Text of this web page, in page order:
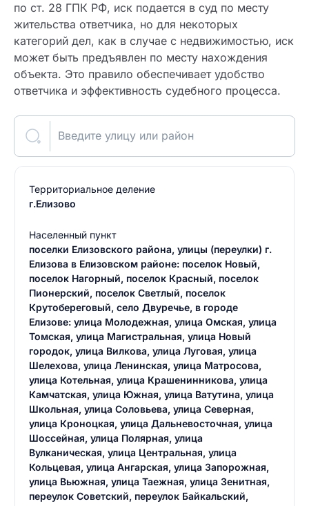
по ст. 28 ГПК РФ, иск подается в суд по месту
жительства ответчика, но для некоторых
категорий дел, как в случае с недвижимостью, иск
может быть предъявлен по месту нахождения
объекта. Это правило обеспечивает удобство
ответчика и эффективность судебного процесса.
Введите улицу или район
Территориальное деление
г.Елизово
Населенный пункт
поселки Елизовского района, улицы (переулки) г.
Елизова в Елизовском районе: поселок Новый,
поселок Нагорный, поселок Красный, поселок
Пионерский, поселок Светлый, поселок
Крутобереговый, село Двуречье, в городе
Елизове: улица Молодежная, улица Омская, улица
Томская, улица Магистральная, улица Новый
городок, улица Вилкова, улица Луговая, улица
Шелехова, улица Ленинская, улица Матросова,
улица Котельная, улица Крашенинникова, улица
Камчатская, улица Южная, улица Ватутина, улица
Школьная, улица Соловьева, улица Северная,
улица Кроноцкая, улица Дальневосточная, улица
Шоссейная, улица Полярная, улица
Вулканическая, улица Центральная, улица
Кольцевая, улица Ангарская, улица Запорожная,
улица Вьюжная, улица Таежная, улица Зенитная,
переулок Советский, переулок Байкальский,